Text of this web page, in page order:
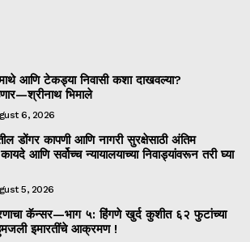
आणि टेकड्या निवासी कशा दाखवल्या?
भिमाले
6, 2026
डोंगर कापणी आणि नागरी सुरक्षेसाठी अंतिम
आणि सर्वोच्च न्यायालयाच्या निवाड्यांवरून तरी घ्या
5, 2026
कॅन्सर—भाग ५: हिंगणे खुर्द कुशीत ६२ फुटांच्या
इमारतींचे आक्रमण !